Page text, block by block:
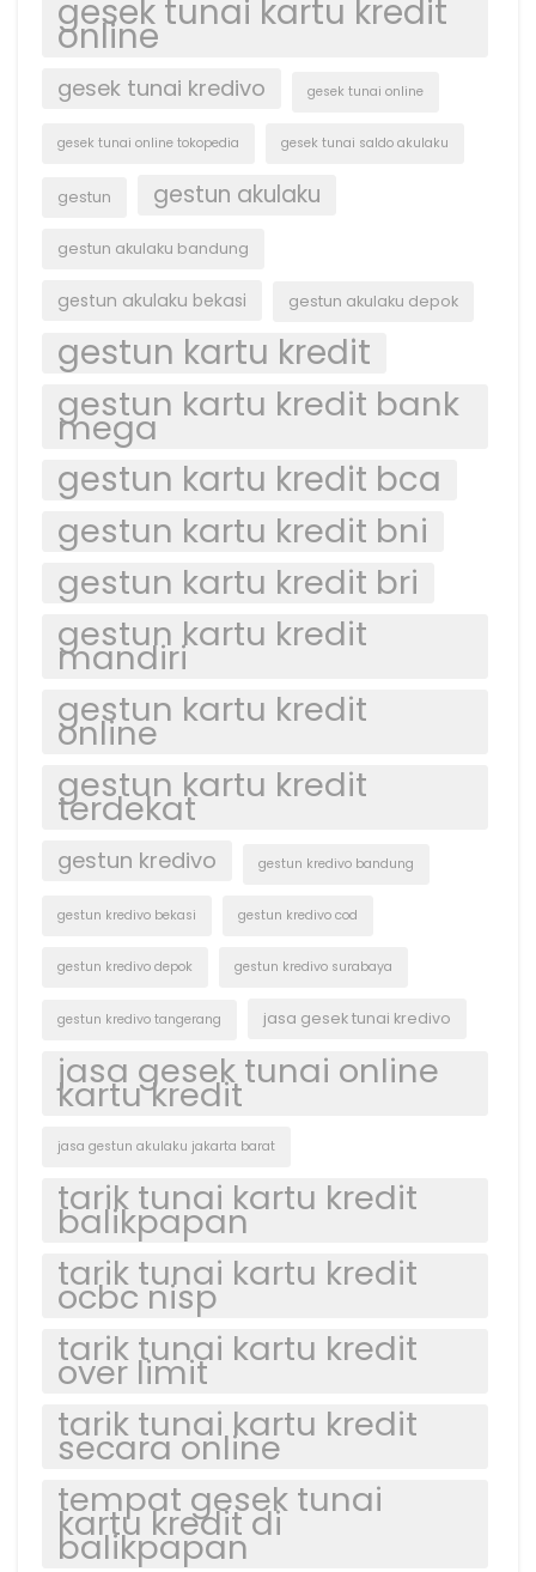
gesek tunai kartu kredit
online
gesek tunai kredivo gesek tunai online
gesek tunai online tokopedia gesek tunai saldo akulaku
gestun gestun akulaku
gestun akulaku bandung
gestun akulaku bekasi gestun akulaku depok
gestun kartu kredit
gestun kartu kredit bank
mega
gestun kartu kredit bca
gestun kartu kredit bni
gestun kartu kredit bri
gestun kartu kredit
mandiri
gestun kartu kredit
online
gestun kartu kredit
terdekat
gestun kredivo gestun kredivo bandung
gestun kredivo bekasi gestun kredivo cod
gestun kredivo depok gestun kredivo surabaya
gestun kredivo tangerang jasa gesek tunai kredivo
jasa gesek tunai online
kartu kredit
jasa gestun akulaku jakarta barat
tarik tunai kartu kredit
balikpapan
tarik tunai kartu kredit
ocbc nisp
tarik tunai kartu kredit
over limit
tarik tunai kartu kredit
secara online
tempat gesek tunai
kartu kredit di
balikpapan